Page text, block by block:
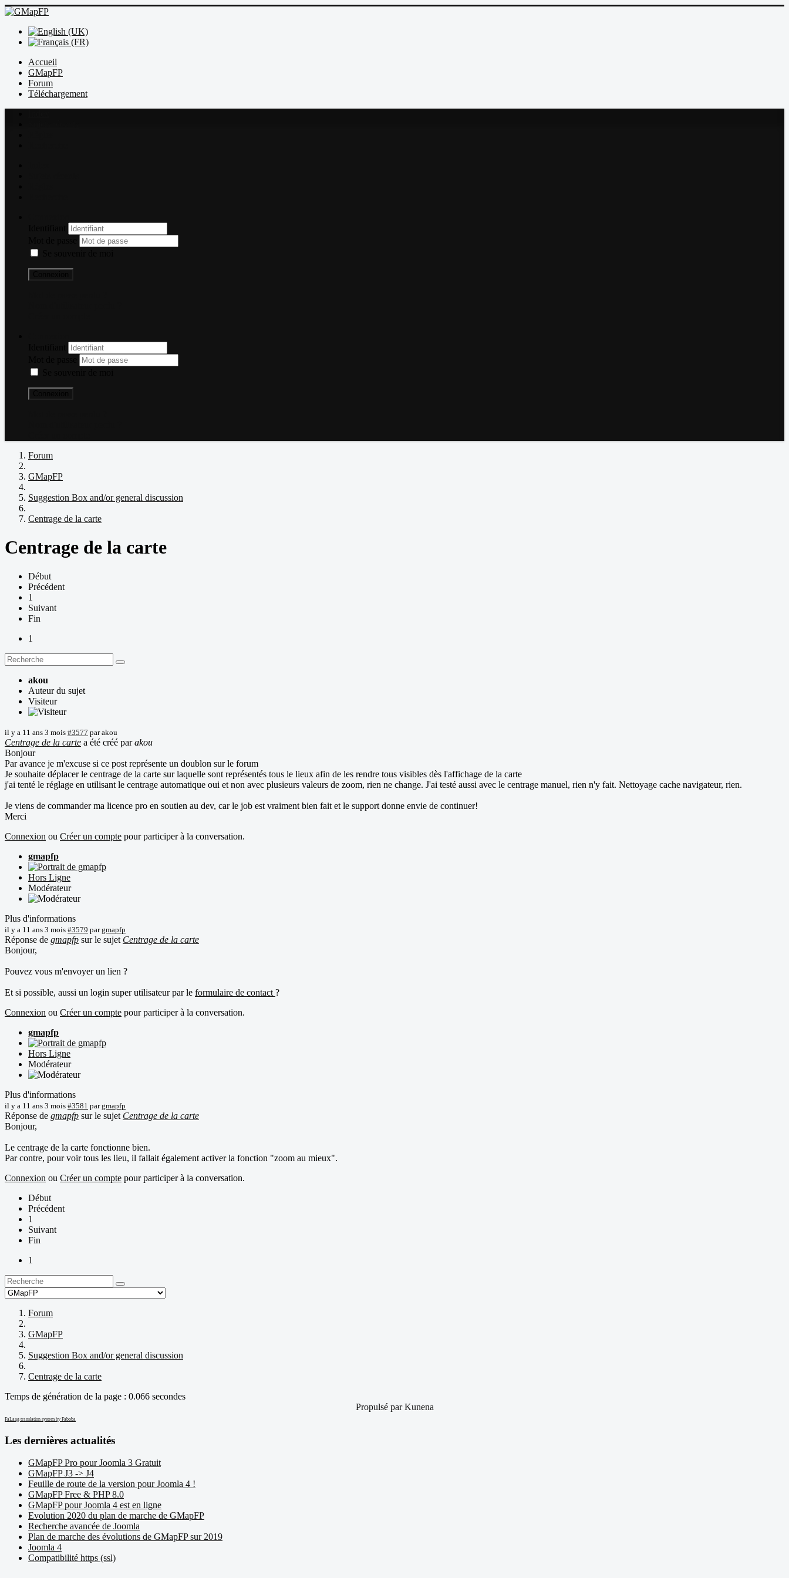
Accueil
GMapFP
Forum
Téléchargement
Forum
GMapFP
Suggestion Box and/or general discussion
Centrage de la carte
Centrage de la carte
Début
Précédent
1
Suivant
Fin
1
akou
Auteur du sujet
Visiteur
il y a 11 ans 3 mois #3577 parakou
Centrage de la carte a été créé parakou
Bonjour
Par avance je m'excuse si ce post représente un doublon sur le forum
Je souhaite déplacer le centrage de la carte sur laquelle sont représentés tous le lieux afin de les rendre tous visibles dès l'affichage de la carte
j'ai tenté le réglage en utilisant le centrage automatique oui et non avec plusieurs valeurs de zoom, rien ne change. J'ai testé aussi avec le centrage manuel, rien n'y fait. Nettoyage cache navigateur, rien.
Je viens de commander ma licence pro en soutien au dev, car le job est vraiment bien fait et le support donne envie de continuer!
Merci
Connexion ou Créer un compte pour participer à la conversation.
gmapfp
Hors Ligne
Modérateur
Plus d'informations
il y a 11 ans 3 mois #3579 pargmapfp
Réponse de gmapfp sur le sujet Centrage de la carte
Bonjour,
Pouvez vous m'envoyer un lien ?
Et si possible, aussi un login super utilisateur par le formulaire de contact ?
Connexion ou Créer un compte pour participer à la conversation.
gmapfp
Hors Ligne
Modérateur
Plus d'informations
il y a 11 ans 3 mois #3581 pargmapfp
Réponse de gmapfp sur le sujet Centrage de la carte
Bonjour,
Le centrage de la carte fonctionne bien.
Par contre, pour voir tous les lieu, il fallait également activer la fonction "zoom au mieux".
Connexion ou Créer un compte pour participer à la conversation.
Début
Précédent
1
Suivant
Fin
1
Forum
GMapFP
Suggestion Box and/or general discussion
Centrage de la carte
Temps de génération de la page : 0.066 secondes
Propulsé parKunena
FaLang translation system by Faboba
Les dernières actualités
GMapFP Pro pour Joomla 3 Gratuit
GMapFP J3 -> J4
Feuille de route de la version pour Joomla 4 !
GMapFP Free & PHP 8.0
GMapFP pour Joomla 4 est en ligne
Evolution 2020 du plan de marche de GMapFP
Recherche avancée de Joomla
Plan de marche des évolutions de GMapFP sur 2019
Joomla 4
Compatibilité https (ssl)